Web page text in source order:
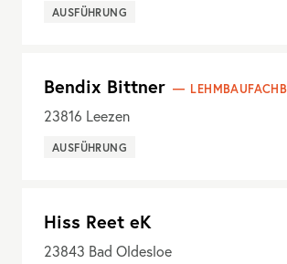
AUSFÜHRUNG
Bendix Bittner
23816 Leezen
AUSFÜHRUNG
Hiss Reet eK
23843 Bad Oldesloe